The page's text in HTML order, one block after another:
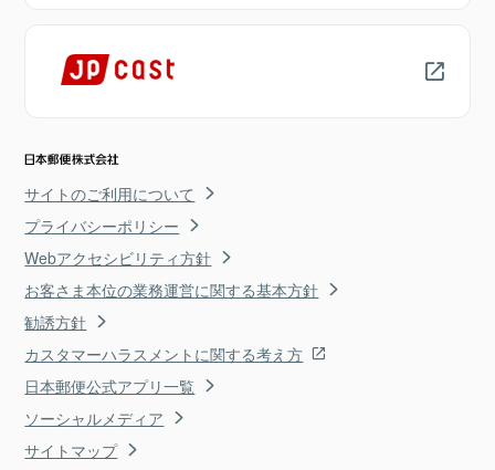
サイトのご利用について
プライバシーポリシー
Webアクセシビリティ方針
お客さま本位の業務運営に関する基本方針
勧誘方針
カスタマーハラスメントに関する考え方
日本郵便公式アプリ一覧
ソーシャルメディア
サイトマップ